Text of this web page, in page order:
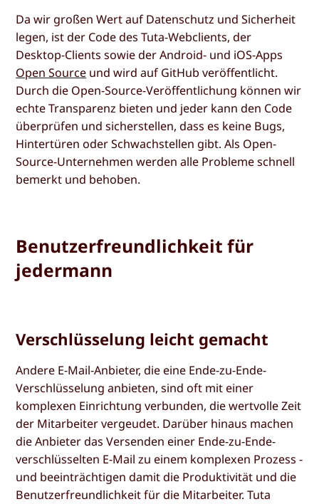
Da wir großen Wert auf Datenschutz und Sicherheit
legen, ist der Code des Tuta-Webclients, der
Desktop-Clients sowie der Android- und iOS-Apps
Open Source und wird auf GitHub veröffentlicht.
Durch die Open-Source-Veröffentlichung können wir
echte Transparenz bieten und jeder kann den Code
überprüfen und sicherstellen, dass es keine Bugs,
Hintertüren oder Schwachstellen gibt. Als Open-
Source-Unternehmen werden alle Probleme schnell
bemerkt und behoben.
Benutzerfreundlichkeit für
jedermann
Verschlüsselung leicht gemacht
Andere E-Mail-Anbieter, die eine Ende-zu-Ende-
Verschlüsselung anbieten, sind oft mit einer
komplexen Einrichtung verbunden, die wertvolle Zeit
der Mitarbeiter vergeudet. Darüber hinaus machen
die Anbieter das Versenden einer Ende-zu-Ende-
verschlüsselten E-Mail zu einem komplexen Prozess -
und beeinträchtigen damit die Produktivität und die
Benutzerfreundlichkeit für die Mitarbeiter. Tuta